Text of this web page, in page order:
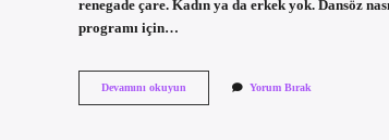
renegade çare. Kadın ya da erkek yok. Dansöz
programı için…
Devamını okuyun
Demek
Yorum Bırak